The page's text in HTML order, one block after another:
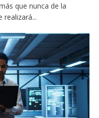
que nunca de la
realizará...